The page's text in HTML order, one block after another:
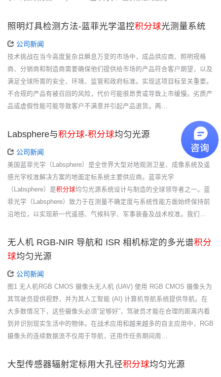
照明灯具检测方法-蓝菲光学温控积分球光测量系统
公司新闻
技术挑战在当今高度复杂且瞬息万变的市场中，成品供应商、照明规格
商、分销商和制造商需要确保他们提供给市场的产品符合客户期望，以及
满足全球所需的安全、环境、监管和政府标准。实现这项目标至关重要。
不合规的产品有被召回的风险，代价可能很昂贵或导致上市缓慢。劣质产
品或虚假性能可能导致客户不满意并引起产品退货。两…
Labsphere与积分球-积分球均匀光源
公司新闻
美国蓝菲光学（Labsphere）是全世界大型对地观测卫星、成像系统及遥
感光学校准解决方案的地面定标系统主要供应商。蓝菲光学
（Labsphere）是积分球均匀光源系统设计与制造的全球领导者之一。蓝
菲光学（Labsphere）致力于在测量不确定度与系统性能方面始终保持前
沿地位，以实现新一代遥感、气候科学、军事装备及战术校准。我们…
无人机 RGB-NIR 导航和 ISR 相机标定的多光谱积分
球均匀光源
公司新闻
图1 无人机RGB CMOS 摄像头无人机 (UAV) 使用 RGB CMOS 摄像头为
其驾驶员提供视野，并为其人工智能 (AI) 计算机导航系统提供导航。在
大多数情况下，这些摄像头必须“足够好”，驾驶员才能在合理的距离内看
到并识别现实生活中的物体。在战术应用和越来越多的自主应用中，RGB
摄像头的连续数据流不仅用于导航，还用作任务期间周…
大型传感器辐射定标用大孔径积分球均匀光源